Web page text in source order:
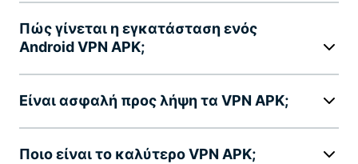
Πώς γίνεται η εγκατάσταση ενός
Android VPN APK;
Είναι ασφαλή προς λήψη τα VPN APK;
Ποιο είναι το καλύτερο VPN APK;